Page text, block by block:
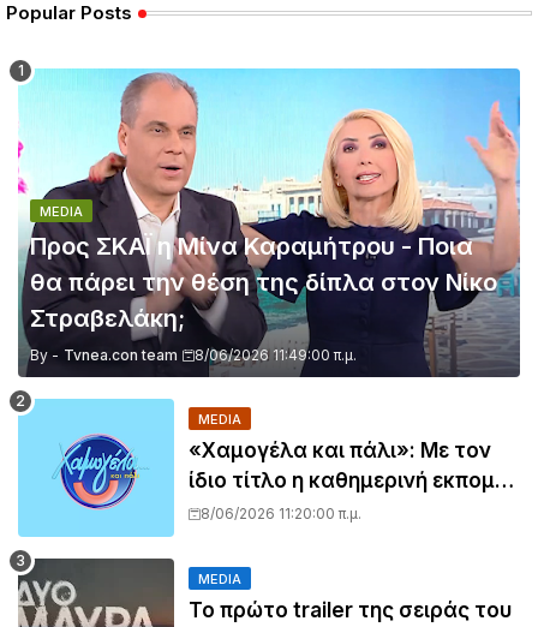
Popular Posts
MEDIA
Προς ΣΚΑΪ η Μίνα Καραμήτρου - Ποια
θα πάρει την θέση της δίπλα στον Νίκο
Στραβελάκη;
By - Tvnea.con team 8/06/2026 11:49:00 π.μ.
MEDIA
«Χαμογέλα και πάλι»: Με τον
ίδιο τίτλο η καθημερινή εκπομπή
της Σίσσυς Χρηστίδου στο
8/06/2026 11:20:00 π.μ.
MEDIA
Το πρώτο trailer της σειράς του